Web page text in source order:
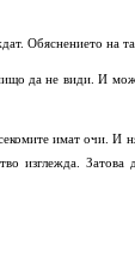
Обяснението на
да не види. И
имат очи. И
изглежда. Затова